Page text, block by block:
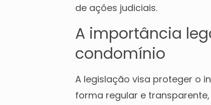
de ações judiciais.
A importância
condomínio
A legislação visa proteger o
forma regular e